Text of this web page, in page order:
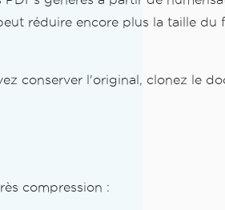
réduire encore plus la taille
conserver l'original, clonez le
compression :